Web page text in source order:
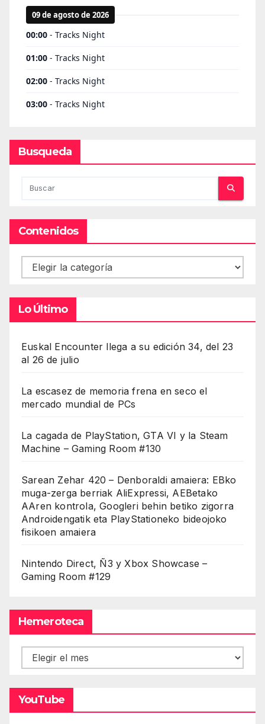
Busqueda
Contenidos
Contenidos
Lo Último
Euskal Encounter llega a su edición 34, del 23
al 26 de julio
La escasez de memoria frena en seco el
mercado mundial de PCs
La cagada de PlayStation, GTA VI y la Steam
Machine – Gaming Room #130
Sarean Zehar 420 – Denboraldi amaiera: EBko
muga-zerga berriak AliExpressi, AEBetako
AAren kontrola, Googleri behin betiko zigorra
Androidengatik eta PlayStationeko bideojoko
fisikoen amaiera
Nintendo Direct, Ñ3 y Xbox Showcase –
Gaming Room #129
Hemeroteca
Hemeroteca
YouTube